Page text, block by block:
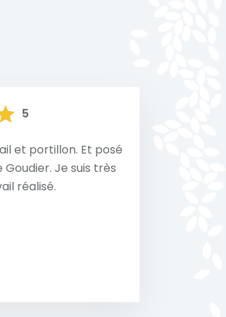
5
et portillon. Et posé
Je suis très
réalisé.